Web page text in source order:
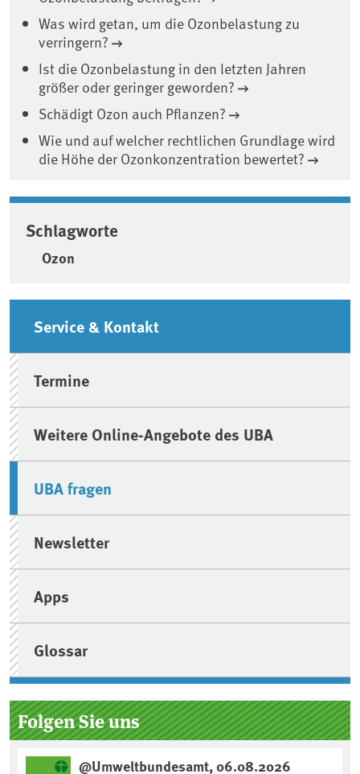
Was wird getan, um die Ozonbelastung zu
verringern?
Ist die Ozonbelastung in den letzten Jahren
größer oder geringer geworden?
Schädigt Ozon auch Pflanzen?
Wie und auf welcher rechtlichen Grundlage wird
die Höhe der Ozonkonzentration bewertet?
Schlagworte
Ozon
Seitenleiste
Service & Kontakt
Termine
Weitere Online-Angebote des UBA
UBA fragen
Newsletter
Apps
Glossar
Folgen Sie uns
@Umweltbundesamt, 06.08.2026